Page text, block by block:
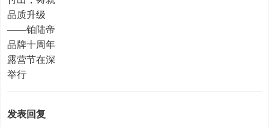
发表回复